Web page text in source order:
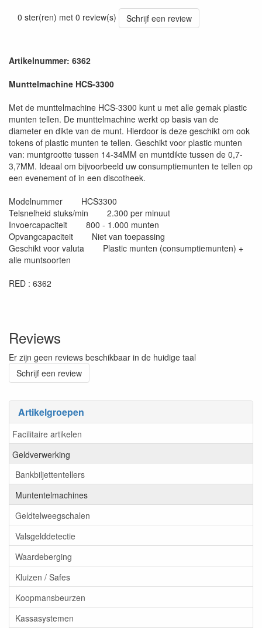
Artikelgroepen
Facilitaire artikelen
Geldverwerking
Bankbiljettentellers
Muntentelmachines
Geldtelweegschalen
Valsgelddetectie
Waardeberging
Kluizen / Safes
Koopmansbeurzen
Kassasystemen
0 ster(ren) met 0 review(s)
Schrijf een review
Artikelnummer: 6362
Munttelmachine HCS-3300
Met de munttelmachine HCS-3300 kunt u met alle gemak plastic
munten tellen. De munttelmachine werkt op basis van de
diameter en dikte van de munt. Hierdoor is deze geschikt om ook
tokens of plastic munten te tellen. Geschikt voor plastic munten
van: muntgrootte tussen 14-34MM en muntdikte tussen de 0,7-
3,7MM. Ideaal om bijvoorbeeld uw consumptiemunten te tellen op
een evenement of in een discotheek.
Modelnummer HCS3300
Telsnelheid stuks/min 2.300 per minuut
Invoercapaciteit 800 - 1.000 munten
Opvangcapaciteit Niet van toepassing
Geschikt voor valuta Plastic munten (consumptiemunten) +
alle muntsoorten
RED : 6362
Reviews
Er zijn geen reviews beschikbaar in de huidige taal
Schrijf een review